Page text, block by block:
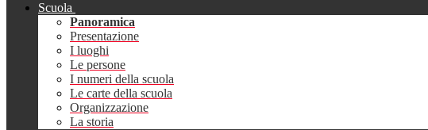
Scuola
Panoramica
Presentazione
I luoghi
Le persone
I numeri della scuola
Le carte della scuola
Organizzazione
La storia